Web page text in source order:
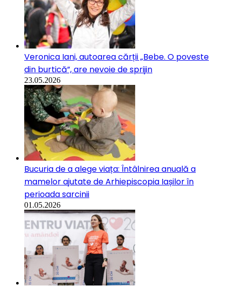
Veronica Iani, autoarea cărții „Bebe. O poveste
din burtică”, are nevoie de sprijin
23.05.2026
Bucuria de a alege viața: Întâlnirea anuală a
mamelor ajutate de Arhiepiscopia Iașilor în
perioada sarcinii
01.05.2026